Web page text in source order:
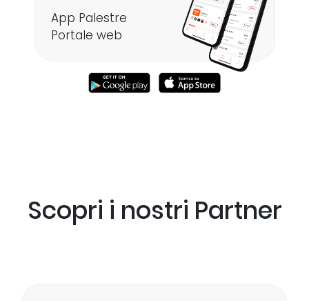
App Palestre
Portale web
Scopri i nostri Partner